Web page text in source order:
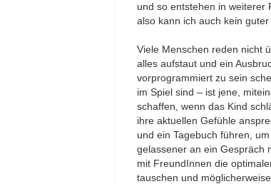
und so entstehen in weiterer
also kann ich auch kein guter
Viele Menschen reden nicht
alles aufstaut und ein
vorprogrammiert zu sein
im Spiel sind – ist jene,
schaffen, wenn das Kind
ihre aktuellen Gefühle
und ein Tagebuch führen,
gelassener an ein Gespräch
mit FreundInnen die
tauschen und